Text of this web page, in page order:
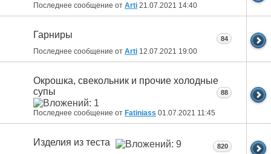
Последнее сообщение от Arti 21.07.2021 14:40
Гарниры
Последнее сообщение от Arti 12.07.2021 19:00
84
Окрошка, свекольник и прочие холодные
супы
Последнее сообщение от Fatiniass 01.07.2021 11:45
88
Изделия из теста 820